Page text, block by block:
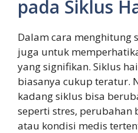
pada Siklus
Dalam cara menghitung
juga untuk
yang signifikan. Siklus
biasanya cukup teratur.
kadang siklus bisa
seperti stres, perubahan
atau kondisi medis